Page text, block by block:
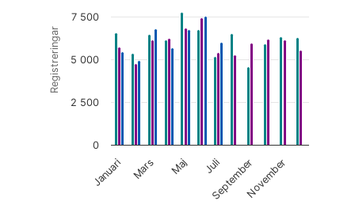
Registreringar
Januari Mars Maj Juli
SeptemberNovember
0
2 500
5 000
7 500